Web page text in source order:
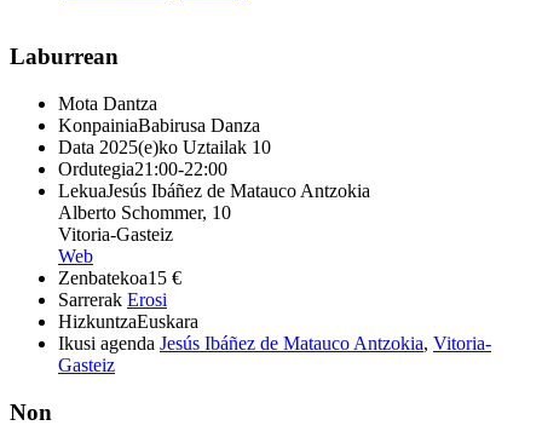
Laburrean
Mota Dantza
KonpainiaBabirusa Danza
Data 2025(e)ko Uztailak 10
Ordutegia21:00-22:00
LekuaJesús Ibáñez de Matauco Antzokia
Alberto Schommer, 10
Vitoria-Gasteiz
Web
Zenbatekoa15 €
Sarrerak Erosi
HizkuntzaEuskara
Ikusi agenda Jesús Ibáñez de Matauco Antzokia, Vitoria-
Gasteiz
Non